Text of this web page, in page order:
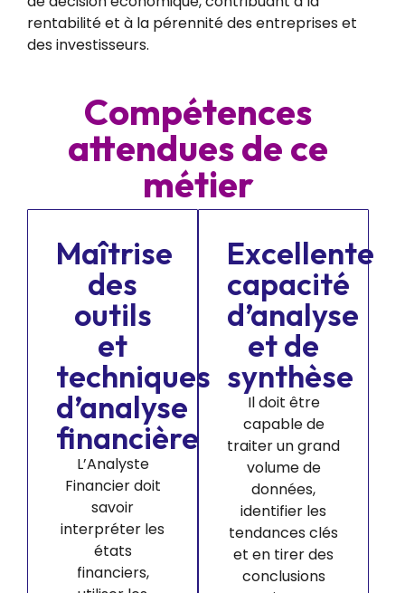
rentabilité et à la pérennité des entreprises et
des investisseurs.
Compétences
attendues de ce
métier
Maîtrise
des
outils
et
techniques
d’analyse
financière
L’Analyste
Financier doit
savoir
interpréter les
états
financiers,
Excellente
capacité
d’analyse
et de
synthèse
Il doit être
capable de
traiter un grand
volume de
données,
identifier les
tendances clés
et en tirer des
conclusions